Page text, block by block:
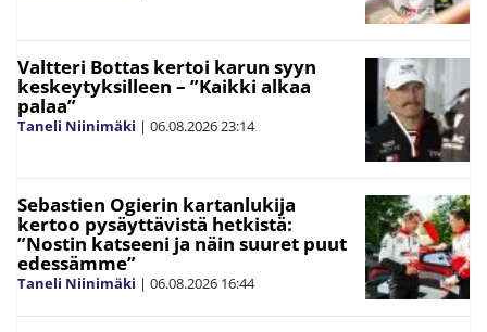
Valtteri Bottas kertoi karun syyn
keskeytyksilleen – ”Kaikki alkaa
palaa”
Taneli Niinimäki | 06.08.202623:14
Sebastien Ogierin kartanlukija
kertoo pysäyttävistä hetkistä:
”Nostin katseeni ja näin suuret puut
edessämme”
Taneli Niinimäki | 06.08.2026 16:44